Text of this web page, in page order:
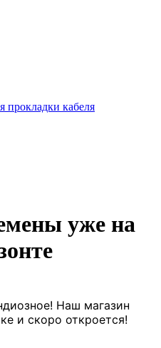
прокладки кабеля
уже на
Наш магазин
и скоро откроется!